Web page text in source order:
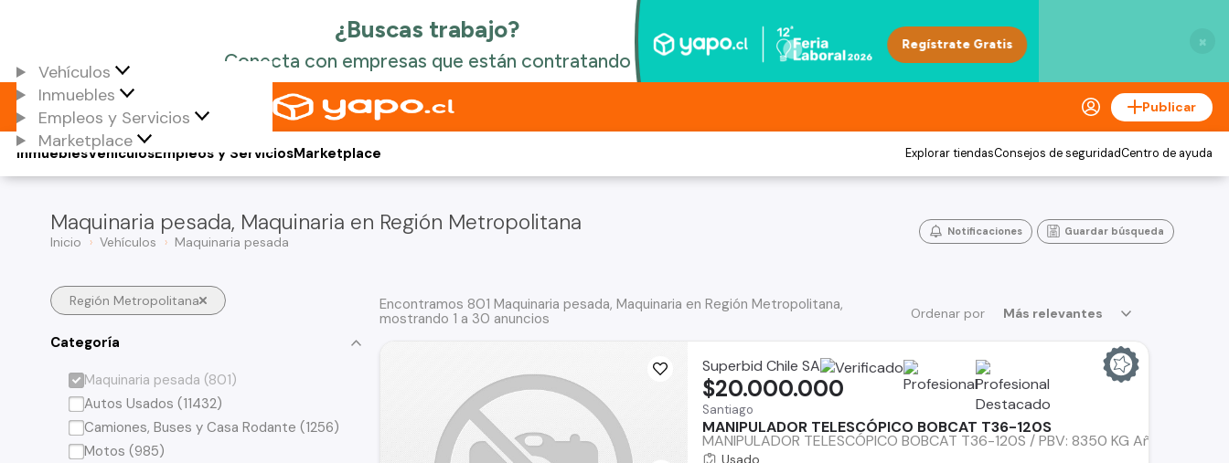
×
Vehículos
Inmuebles
Empleos y Servicios
Marketplace
Publicar
Vehículos
Inmuebles Empleos y ServiciosMarketplace Explorar tiendasConsejos de seguridadCentro de ayuda
Maquinaria pesada, Maquinaria en Región Metropolitana
Inicio Vehículos Maquinaria pesada
Notificaciones Guardar búsqueda
Región Metropolitana
Categoría
Maquinaria pesada (801)
Autos Usados (11432)
Camiones, Buses y Casa Rodante (1256)
Motos (985)
Ordenar por Más relevantes
Encontramos 801 Maquinaria pesada, Maquinaria en Región Metropolitana,
mostrando 1 a 30 anuncios
Superbid Chile SA
Santiago
MANIPULADOR TELESCÓPICO BOBCAT T36-120S
MANIPULADOR TELESCÓPICO BOBCAT T36-120S / PBV: 8350 KG Año: 2016
$20.000.000
Usado